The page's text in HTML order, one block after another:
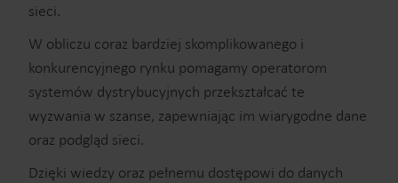
sieci.
W obliczu coraz bardziej skomplikowanego i
konkurencyjnego rynku pomagamy operatorom
systemów dystrybucyjnych przekształcać te
wyzwania w szanse, zapewniając im wiarygodne dane
oraz podgląd sieci.
Dzięki wiedzy oraz pełnemu dostępowi do danych